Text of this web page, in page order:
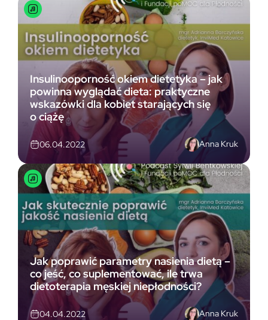
Insulinooporność okiem dietetyka – jak
powinna wyglądać dieta: praktyczne
wskazówki dla kobiet starających się
o ciążę
06.04.2022 Anna Kruk
Jak poprawić parametry nasienia dietą –
co jeść, co suplementować, ile trwa
dietoterapia męskiej niepłodności?
04.04.2022 Anna Kruk